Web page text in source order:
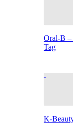
Oral-B –
Tag
K-